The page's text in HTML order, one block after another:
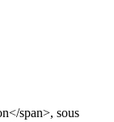
span>, sous